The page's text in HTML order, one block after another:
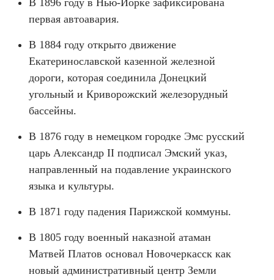
В 1896 году в Нью-Йорке зафиксирована
первая автоавария.
В 1884 году открыто движение
Екатеринославской казенной железной
дороги, которая соединила Донецкий
угольный и Криворожский железорудный
бассейны.
В 1876 ​​году в немецком городке Эмс русский
царь Александр II подписал Эмский указ,
направленный на подавление украинского
языка и культуры.
В 1871 году падения Парижской коммуны.
В 1805 году военный наказной атаман
Матвей Платов основал Новочеркасск как
новый административный центр Земли